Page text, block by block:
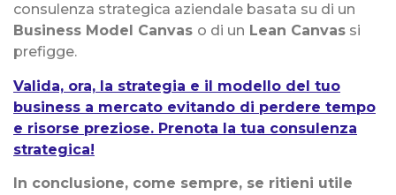
consulenza strategica aziendale basata su di un
Business Model Canvas o di un Lean Canvas si
prefigge.
Valida, ora, la strategia e il modello del tuo
business a mercato evitando di perdere tempo
e risorse preziose. Prenota la tua consulenza
strategica!
In conclusione, come sempre, se ritieni utile